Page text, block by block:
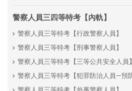
警察人員三四等特考【內軌】
警察人員三等特考【行政警察人員】
警察人員三等特考【刑事警察人員】
警察人員三等特考【三等公共安全人員】
警察人員三等特考【犯罪防治人員—預
警察人員三等特考【外事警察人員】